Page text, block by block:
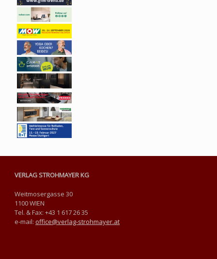
VERLAG STROHMAYER KG
Weitmosergasse 30
1100 WIEN
Tel. & Fax: +43 1 617 26 35
e-mail: office@verlag-strohmayer.at